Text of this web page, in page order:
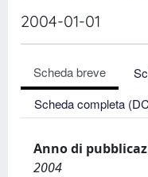
2004-01-01
Scheda breve
Scheda completa
Anno di
2004